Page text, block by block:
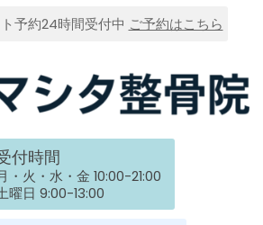
予約24時間受付中 ご予約はこちら
付時間
・火・水・金 10:00-21:00
曜日 9:00-13:00